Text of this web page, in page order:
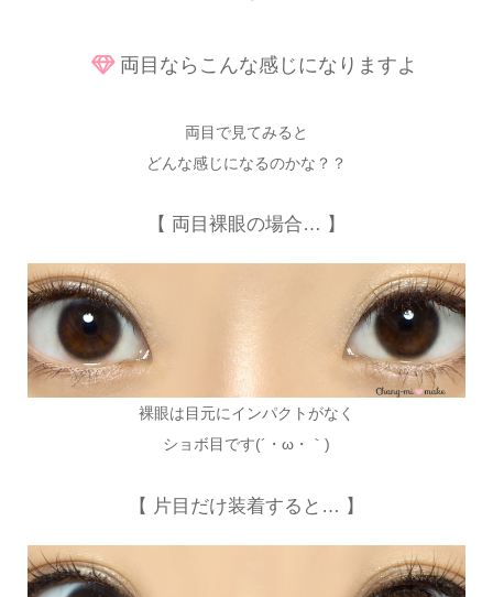
両目ならこんな感じになりますよ
両目で見てみると
どんな感じになるのかな？？
【 両目裸眼の場合… 】
裸眼は目元にインパクトがなく
ショボ目です(´・ω・｀)
【 片目だけ装着すると… 】